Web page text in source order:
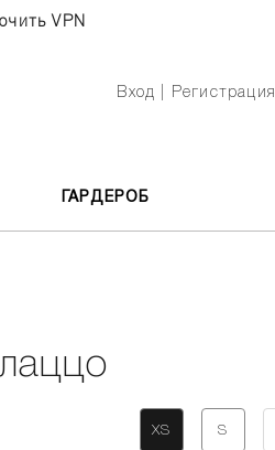
VPN
Вход | Регистрация
ГАРДЕРОБ
XS S